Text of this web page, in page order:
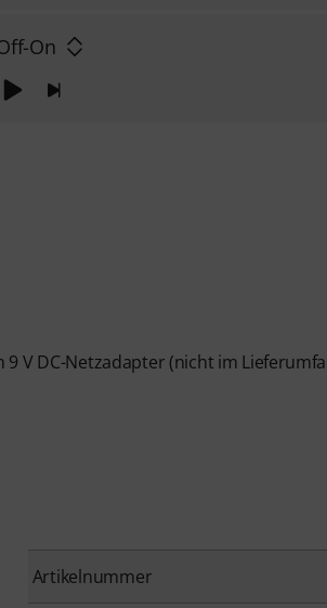
On
V DC-Netzadapter (nicht im
Artikelnummer